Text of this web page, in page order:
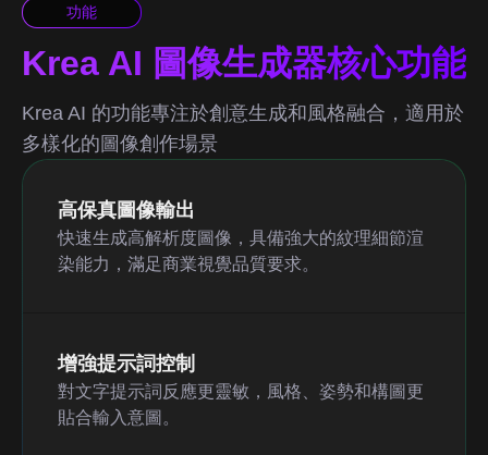
功能
Krea AI 圖像生成器核心功能
Krea AI 的功能專注於創意生成和風格融合，適用於
多樣化的圖像創作場景
高保真圖像輸出
快速生成高解析度圖像，具備強大的紋理細節渲
染能力，滿足商業視覺品質要求。
增強提示詞控制
對文字提示詞反應更靈敏，風格、姿勢和構圖更
貼合輸入意圖。